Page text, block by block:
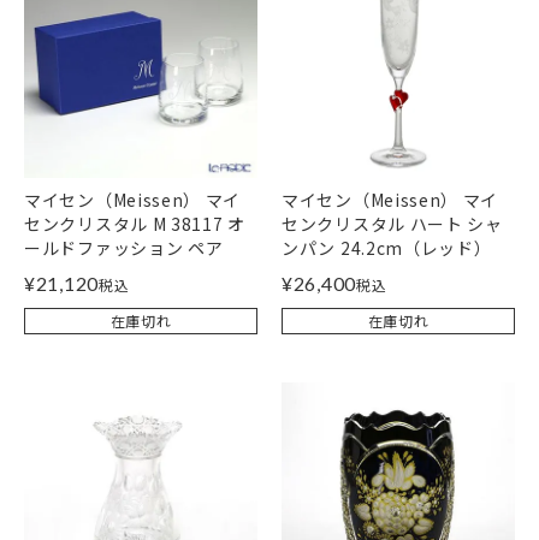
マイセン（Meissen） マイ
センクリスタル M 38117 オ
ールドファッション ペア
¥21,120税込
在庫切れ
マイセン（Meissen） マイ
センクリスタル ハート シャ
ンパン 24.2cm（レッド）
¥26,400税込
在庫切れ